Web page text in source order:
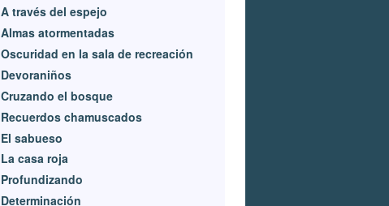
A través del espejo
Almas atormentadas
Oscuridad en la sala de recreación
Devoraniños
Cruzando el bosque
Recuerdos chamuscados
El sabueso
La casa roja
Profundizando
Determinación